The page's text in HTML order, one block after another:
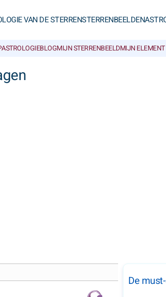
VAN DE STERRENSTERRENBEELDEN
ASTROLOGIEBLOGMIJN STERRENBEELDMIJN ELEMENT
De